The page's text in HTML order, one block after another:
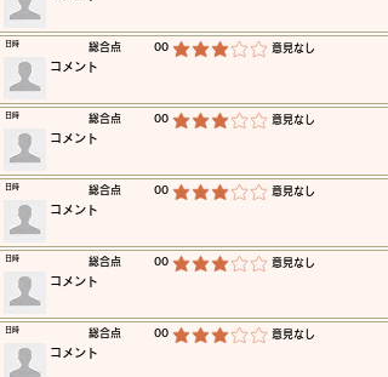
​総合点 00 平均評価 3 /5 ​意見なし
​日時
​コメント
​総合点 00 平均評価 3 /5 ​意見なし
​日時
​コメント
​総合点 00 平均評価 3 /5 ​意見なし
​日時
​コメント
​総合点 00 平均評価 3 /5 ​意見なし
​日時
​コメント
​総合点 00 平均評価 3 /5 ​意見なし
​日時
​コメント